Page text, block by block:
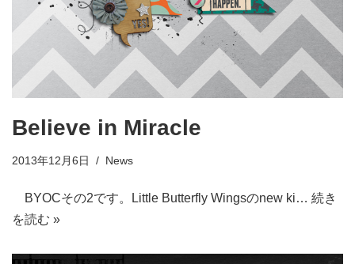
Believe in Miracle
2013年12月6日 News
BYOCその2です。Little Butterfly Wingsのnew ki… 続き
を読む »